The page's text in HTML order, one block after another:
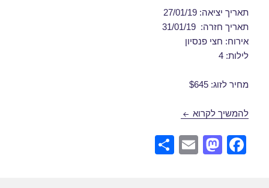
תאריך יציאה: 27/01/19
תאריך חזרה: 31/01/19
אירוח: חצי פנסיון
לילות: 4
מחיר לזוג: $645
להמשיך לקרוא דילים לורנה בינואר 27/01/2019
F
M
E